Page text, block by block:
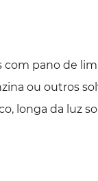
com pano de
ou outros
longa da luz